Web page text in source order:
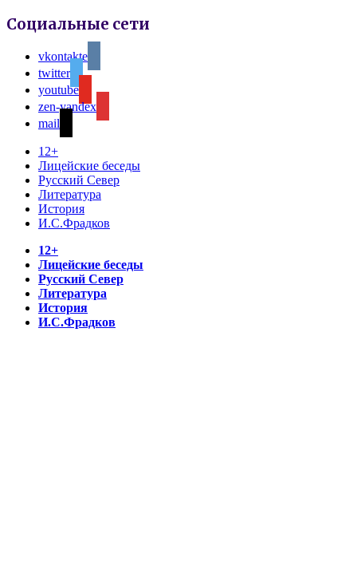
Социальные сети
vkontakte
twitter
youtube
zen-yandex
mail
12+
Лицейские беседы
Русский Север
Литература
История
И.С.Фрадков
12+
Лицейские беседы
Русский Север
Литература
История
И.С.Фрадков